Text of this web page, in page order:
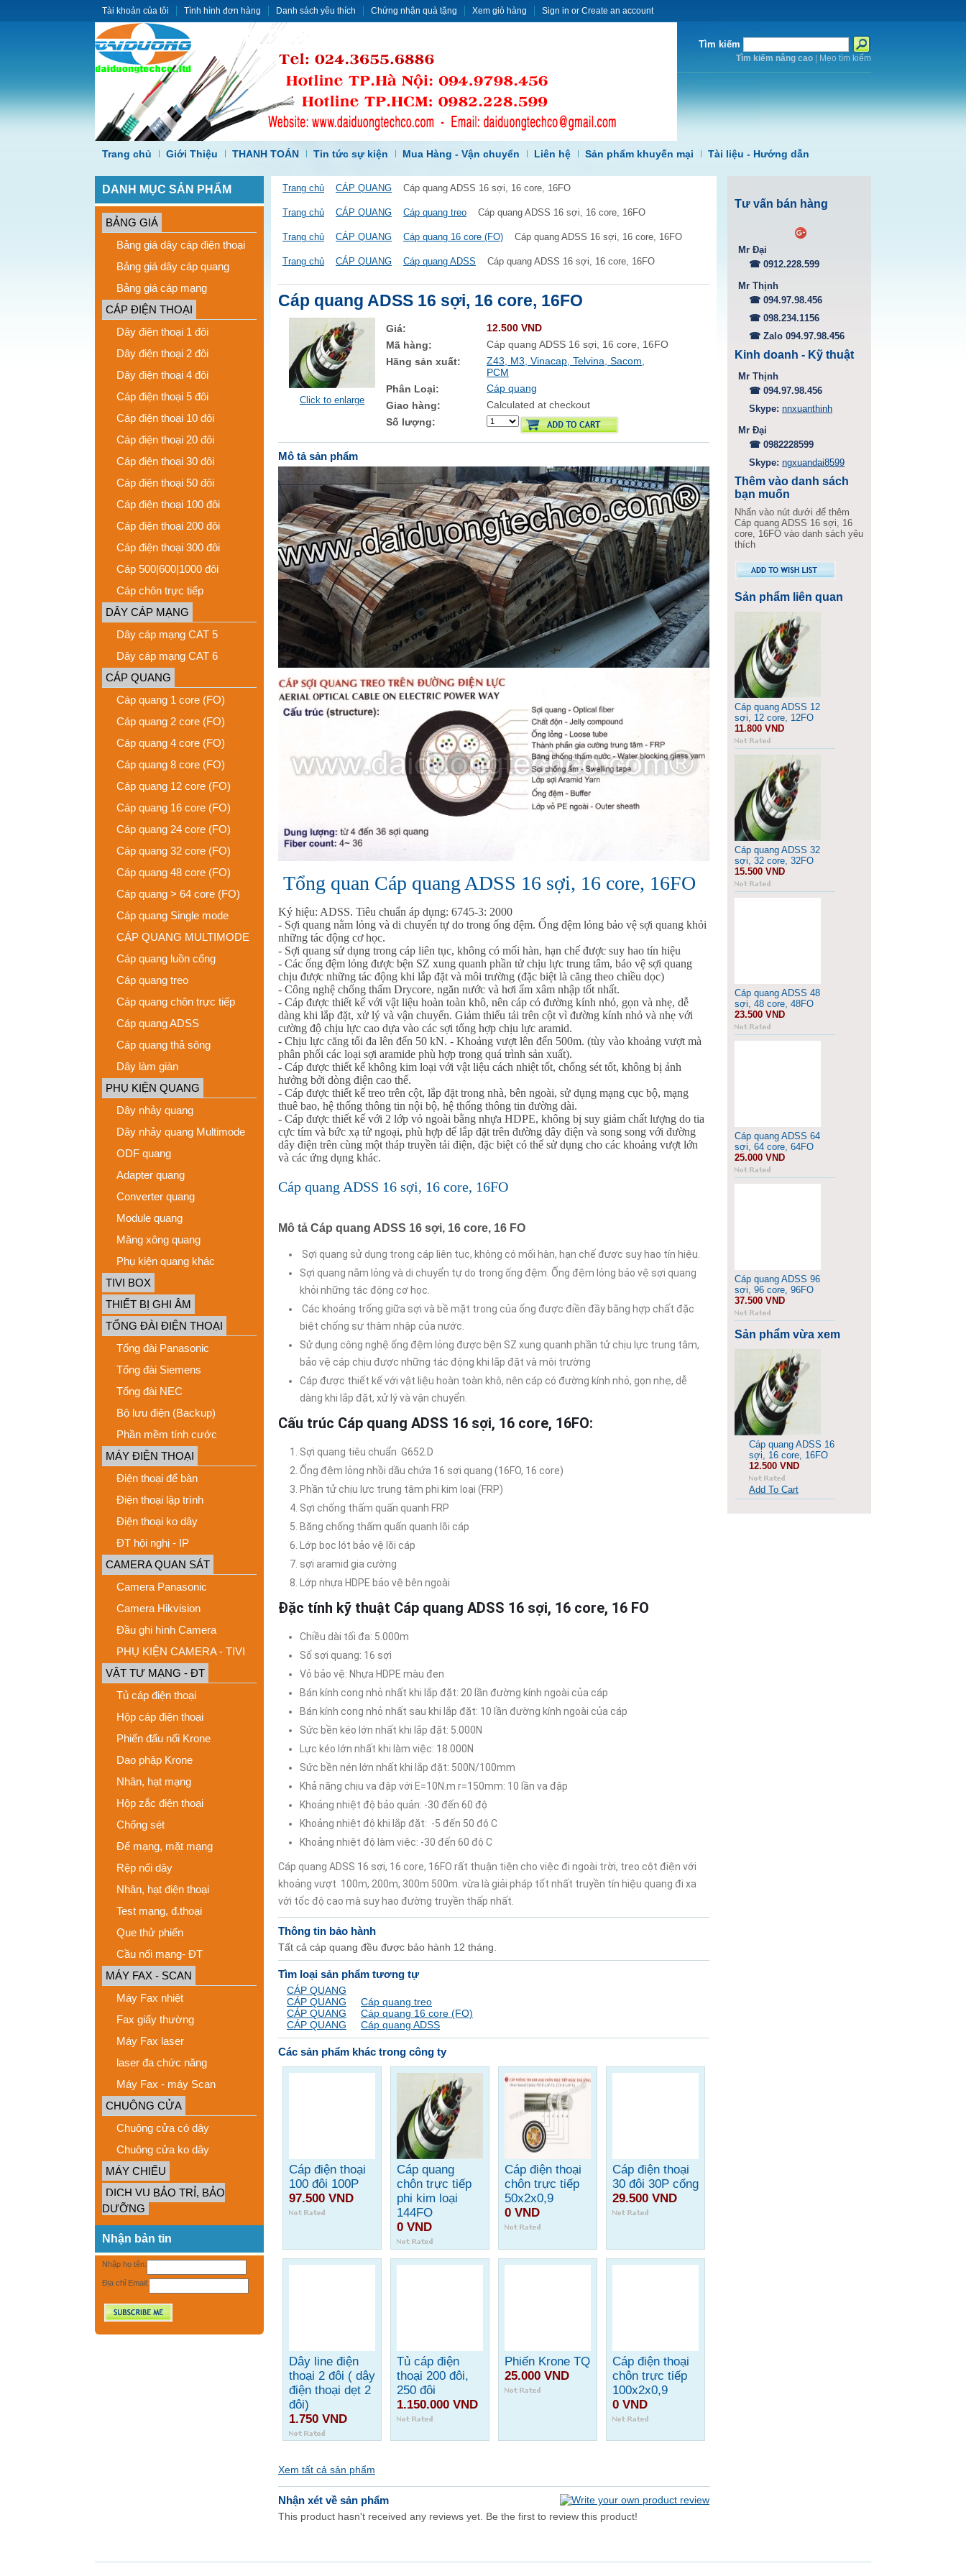
Tài khoản của tôi Tình hình đơn hàng Danh sách yêu thích Chứng nhận quà tặng Xem giỏ hàng Sign in or Create an account
Tìm kiếm
Tìm kiếm nâng cao Mẹo tìm kiếm
Trang chủ Giới Thiệu THANH TOÁN Tin tức sự kiện Mua Hàng - Vận chuyển Liên hệ Sản phẩm khuyến mại Tài liệu - Hướng dẫn
DANH MỤC SẢN PHẨM
BẢNG GIÁ
Bảng giá dây cáp điện thoại
Bảng giá dây cáp quang
Bảng giá cáp mạng
CÁP ĐIỆN THOẠI
Dây điện thoại 1 đôi
Dây điện thoại 2 đôi
Dây điện thoại 4 đôi
Cáp điện thoại 5 đôi
Cáp điện thoại 10 đôi
Cáp điện thoại 20 đôi
Cáp điện thoại 30 đôi
Cáp điện thoại 50 đôi
Cáp điện thoại 100 đôi
Cáp điện thoại 200 đôi
Cáp điện thoại 300 đôi
Cáp 500|600|1000 đôi
Cáp chôn trực tiếp
DÂY CÁP MẠNG
Dây cáp mạng CAT 5
Dây cáp mạng CAT 6
CÁP QUANG
Cáp quang 1 core (FO)
Cáp quang 2 core (FO)
Cáp quang 4 core (FO)
Cáp quang 8 core (FO)
Cáp quang 12 core (FO)
Cáp quang 16 core (FO)
Cáp quang 24 core (FO)
Cáp quang 32 core (FO)
Cáp quang 48 core (FO)
Cáp quang > 64 core (FO)
Cáp quang Single mode
CÁP QUANG MULTIMODE
Cáp quang luồn cống
Cáp quang treo
Cáp quang chôn trực tiếp
Cáp quang ADSS
Cáp quang thả sông
Dây làm giàn
PHỤ KIỆN QUANG
Dây nhảy quang
Dây nhảy quang Multimode
ODF quang
Adapter quang
Converter quang
Module quang
Măng xông quang
Phụ kiện quang khác
TIVI BOX
THIẾT BỊ GHI ÂM
TỔNG ĐÀI ĐIỆN THOẠI
Tổng đài Panasonic
Tổng đài Siemens
Tổng đài NEC
Bộ lưu điện (Backup)
Phần mềm tính cước
MÁY ĐIỆN THOẠI
Điện thoại để bàn
Điện thoại lập trình
Điện thoại ko dây
ĐT hội nghị - IP
CAMERA QUAN SÁT
Camera Panasonic
Camera Hikvision
Đầu ghi hình Camera
PHỤ KIỆN CAMERA - TIVI
VẬT TƯ MẠNG - ĐT
Tủ cáp điện thoại
Hộp cáp điện thoại
Phiến đấu nối Krone
Dao phập Krone
Nhân, hạt mạng
Hộp zắc điện thoại
Chống sét
Đế mạng, mặt mạng
Rệp nối dây
Nhân, hạt điện thoại
Test mạng, đ.thoại
Que thử phiến
Cầu nối mạng- ĐT
MÁY FAX - SCAN
Máy Fax nhiệt
Fax giấy thường
Máy Fax laser
laser đa chức năng
Máy Fax - máy Scan
CHUÔNG CỬA
Chuông cửa có dây
Chuông cửa ko dây
MÁY CHIẾU
DỊCH VỤ BẢO TRỈ, BẢO
DƯỠNG
Nhận bản tin
Nhập họ tên:
Địa chỉ Email:
Trang chủ CÁP QUANG Cáp quang ADSS 16 sợi, 16 core, 16FO
Trang chủ CÁP QUANG Cáp quang treo Cáp quang ADSS 16 sợi, 16 core, 16FO
Trang chủ CÁP QUANG Cáp quang 16 core (FO) Cáp quang ADSS 16 sợi, 16 core, 16FO
Trang chủ CÁP QUANG Cáp quang ADSS Cáp quang ADSS 16 sợi, 16 core, 16FO
Cáp quang ADSS 16 sợi, 16 core, 16FO
Click to enlarge
Giá:
12.500 VND
Mã hàng:
Cáp quang ADSS 16 sợi, 16 core, 16FO
Hãng sản xuất:
Z43, M3, Vinacap, Telvina, Sacom,
PCM
Phân Loại:
Cáp quang
Giao hàng:
Calculated at checkout
Số lượng:
Mô tả sản phẩm
Tổng quan Cáp quang ADSS 16 sợi, 16 core, 16FO
Ký hiệu: ADSS. Tiêu chuẩn áp dụng: 6745-3: 2000
- Sợi quang nằm lỏng và di chuyển tự do trong ống đệm. Ống đệm lỏng bảo vệ sợi quang khỏi
những tác động cơ học.
- Sợi quang sử dụng trong cáp liên tục, không có mối hàn, hạn chế được suy hao tín hiệu
- Các ống đệm lỏng được bện SZ xung quanh phần tử chịu lực trung tâm, bảo vệ sợi quang
chịu được những tác động khi lắp đặt và môi trường (đặc biệt là căng theo chiều dọc)
- Công nghệ chống thấm Drycore, ngăn nước và hơi ẩm xâm nhập tốt nhất.
- Cáp được thiết kế với vật liệu hoàn toàn khô, nên cáp có đường kính nhỏ, gọn và nhẹ, dễ
dàng khi lắp đặt, xử lý và vận chuyển. Giảm thiểu tải trên cột vì đường kính nhỏ và nhẹ với
cường độ chịu lực cao dựa vào các sợi tổng hợp chịu lực aramid.
- Chịu lực căng tối đa lên đến 50 kN. - Khoảng vượt lên đến 500m. (tùy vào khoảng vượt mà
phân phối các loại sợi aramide phù hợp trong quá trình sản xuất).
- Cáp được thiết kế không kim loại với vật liệu cách nhiệt tốt, chống sét tốt, không bị ảnh
hưởng bởi dòng điện cao thế.
- Cáp được thiết kế treo trên cột, lắp đặt trong nhà, bên ngoài, sử dụng mạng cục bộ, mạng
thuê bao, hệ thống thông tin nội bộ, hệ thống thông tin đường dài.
- Cáp được thiết kế với 2 lớp vỏ ngoài bằng nhựa HDPE, không bị suy giảm chất lượng do tia
cực tím và bức xạ tử ngoại, phù hợp để lắp đặt trên đường dây điện và song song với đường
dây điện trên cùng một tháp truyền tải điện, đặc biệt có thể sử dụng cho các khoảng vượt lớn
và các ứng dụng khác.
Cáp quang ADSS 16 sợi, 16 core, 16FO
Mô tả Cáp quang ADSS 16 sợi, 16 core, 16 FO
Sợi quang sử dụng trong cáp liên tục, không có mối hàn, hạn chế được suy hao tín hiệu.
Sợi quang nằm lỏng và di chuyển tự do trong ống đệm. Ống đệm lỏng bảo vệ sợi quang
khỏi những tác động cơ học.
Các khoảng trống giữa sợi và bề mặt trong của ống được điền đầy bằng hợp chất đặc
biệt chống sự thâm nhập của nước.
Sử dụng công nghệ ống đệm lỏng được bện SZ xung quanh phần tử chịu lực trung tâm,
bảo vệ cáp chịu được những tác động khi lắp đặt và môi trường
Cáp được thiết kế với vật liệu hoàn toàn khô, nên cáp có đường kính nhỏ, gọn nhẹ, dễ
dàng khi lắp đặt, xử lý và vận chuyển.
Cấu trúc Cáp quang ADSS 16 sợi, 16 core, 16FO:
Sợi quang tiêu chuẩn G652.D
Ống đệm lỏng nhồi dầu chứa 16 sợi quang (16FO, 16 core)
Phần tử chịu lực trung tâm phi kim loại (FRP)
Sợi chống thấm quấn quanh FRP
Băng chống thấm quấn quanh lõi cáp
Lớp bọc lót bảo vệ lõi cáp
sợi aramid gia cường
Lớp nhựa HDPE bảo vệ bên ngoài
Đặc tính kỹ thuật Cáp quang ADSS 16 sợi, 16 core, 16 FO
Chiều dài tối đa: 5.000m
Số sợi quang: 16 sợi
Vỏ bảo vệ: Nhựa HDPE màu đen
Bán kính cong nhỏ nhất khi lắp đặt: 20 lần đường kính ngoài của cáp
Bán kính cong nhỏ nhất sau khi lắp đặt: 10 lần đường kính ngoài của cáp
Sức bền kéo lớn nhất khi lắp đặt: 5.000N
Lực kéo lớn nhất khi làm việc: 18.000N
Sức bền nén lớn nhất khi lắp đặt: 500N/100mm
Khả năng chịu va đập với E=10N.m r=150mm: 10 lần va đập
Khoảng nhiệt độ bảo quản: -30 đến 60 độ
Khoảng nhiệt độ khi lắp đặt: -5 đến 50 độ C
Khoảng nhiệt độ làm việc: -30 đến 60 độ C
Cáp quang ADSS 16 sợi, 16 core, 16FO rất thuận tiện cho việc đi ngoài trời, treo cột điện với
khoảng vượt 100m, 200m, 300m 500m. vừa là giải pháp tốt nhất truyền tín hiệu quang đi xa
với tốc độ cao mà suy hao đường truyền thấp nhất.
Thông tin bảo hành
Tất cả cáp quang đều được bảo hành 12 tháng.
Tìm loại sản phẩm tương tự
CÁP QUANG
CÁP QUANG
Cáp quang treo
CÁP QUANG
Cáp quang 16 core (FO)
CÁP QUANG
Cáp quang ADSS
Các sản phẩm khác trong công ty
Cáp điện thoại
100 đôi 100P
97.500 VND
Cáp quang
chôn trực tiếp
phi kim loại
144FO
0 VND
Cáp điện thoại
chôn trực tiếp
50x2x0,9
0 VND
Cáp điện thoại
30 đôi 30P cống
29.500 VND
Dây line điện
thoại 2 đôi ( dây
điện thoại dẹt 2
đôi)
1.750 VND
Tủ cáp điện
thoại 200 đôi,
250 đôi
1.150.000 VND
Phiến Krone TQ
25.000 VND
Cáp điện thoại
chôn trực tiếp
100x2x0,9
0 VND
Xem tất cả sản phẩm
Nhận xét về sản phẩm
This product hasn't received any reviews yet. Be the first to review this product!
Tư vấn bán hàng
Mr Đại
☎ 0912.228.599
Mr Thịnh
☎ 094.97.98.456
☎ 098.234.1156
☎ Zalo 094.97.98.456
Kinh doanh - Kỹ thuật
Mr Thịnh
☎ 094.97.98.456
Skype: nnxuanthinh
Mr Đại
☎ 0982228599
Skype: ngxuandai8599
Thêm vào danh sách
bạn muốn
Nhấn vào nút dưới để thêm
Cáp quang ADSS 16 sợi, 16
core, 16FO vào danh sách yêu
thích
Sản phẩm liên quan
Cáp quang ADSS 12
sợi, 12 core, 12FO
11.800 VND
Cáp quang ADSS 32
sợi, 32 core, 32FO
15.500 VND
Cáp quang ADSS 48
sợi, 48 core, 48FO
23.500 VND
Cáp quang ADSS 64
sợi, 64 core, 64FO
25.000 VND
Cáp quang ADSS 96
sợi, 96 core, 96FO
37.500 VND
Sản phẩm vừa xem
Cáp quang ADSS 16
sợi, 16 core, 16FO
12.500 VND
Add To Cart